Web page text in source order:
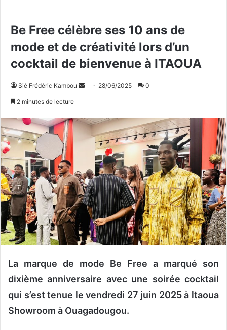
Be Free célèbre ses 10 ans de
mode et de créativité lors d’un
cocktail de bienvenue à ITAOUA
Sié Frédéric Kambou
o
u
n
c
o
r
e
l
28/06/2025 0
2 minutes de lecture
La marque de mode Be Free a marqué son
dixième anniversaire avec une soirée cocktail
qui s’est tenue le vendredi 27 juin 2025 à ltaoua
Showroom à Ouagadougou.